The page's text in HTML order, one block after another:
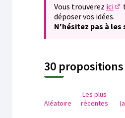
Vous trouverez ici
déposer vos idées.
N'hésitez pas à
30 propositions
Aléatoire
Les plus
récentes